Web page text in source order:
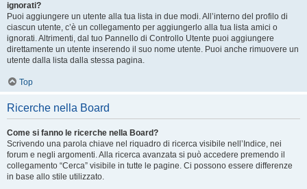
ignorati?
Puoi aggiungere un utente alla tua lista in due modi. All’interno del profilo di
ciascun utente, c’è un collegamento per aggiungerlo alla tua lista amici o
ignorati. Altrimenti, dal tuo Pannello di Controllo Utente puoi aggiungere
direttamente un utente inserendo il suo nome utente. Puoi anche rimuovere un
utente dalla lista dalla stessa pagina.
Top
Ricerche nella Board
Come si fanno le ricerche nella Board?
Scrivendo una parola chiave nel riquadro di ricerca visibile nell’Indice, nei
forum e negli argomenti. Alla ricerca avanzata si può accedere premendo il
collegamento “Cerca” visibile in tutte le pagine. Ci possono essere differenze
in base allo stile utilizzato.